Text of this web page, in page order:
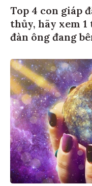
Top 4 con giáp
thủy, hãy xem 1
đàn ông đang